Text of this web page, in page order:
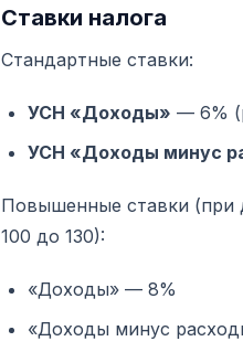
Ставки налога
Стандартные ставки:
УСН «Доходы» — 6%
УСН «Доходы минус
Повышенные ставки (при
100 до 130):
«Доходы» — 8%
«Доходы минус